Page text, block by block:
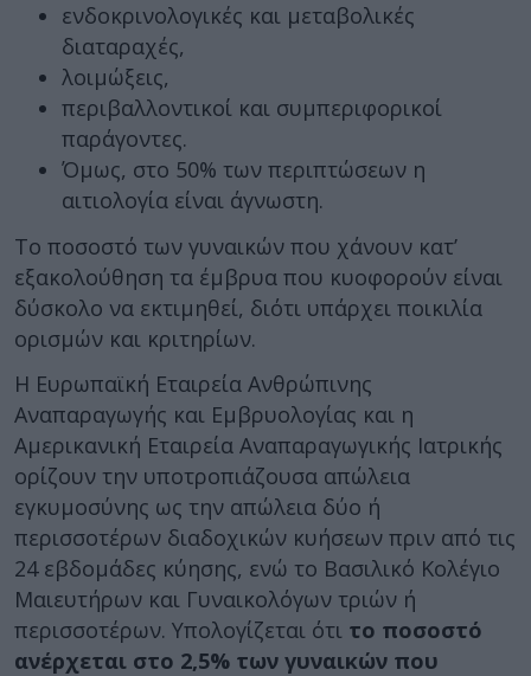
ενδοκρινολογικές και μεταβολικές
διαταραχές,
λοιμώξεις,
περιβαλλοντικοί και συμπεριφορικοί
παράγοντες.
Όμως, στο 50% των περιπτώσεων η
αιτιολογία είναι άγνωστη.
Το ποσοστό των γυναικών που χάνουν κατ’
εξακολούθηση τα έμβρυα που κυοφορούν είναι
δύσκολο να εκτιμηθεί, διότι υπάρχει ποικιλία
ορισμών και κριτηρίων.
Η Ευρωπαϊκή Εταιρεία Ανθρώπινης
Αναπαραγωγής και Εμβρυολογίας και η
Αμερικανική Εταιρεία Αναπαραγωγικής Ιατρικής
ορίζουν την υποτροπιάζουσα απώλεια
εγκυμοσύνης ως την απώλεια δύο ή
περισσοτέρων διαδοχικών κυήσεων πριν από τις
24 εβδομάδες κύησης, ενώ το Βασιλικό Κολέγιο
Μαιευτήρων και Γυναικολόγων τριών ή
περισσοτέρων. Υπολογίζεται ότι το ποσοστό
ανέρχεται στο 2,5% των γυναικών που